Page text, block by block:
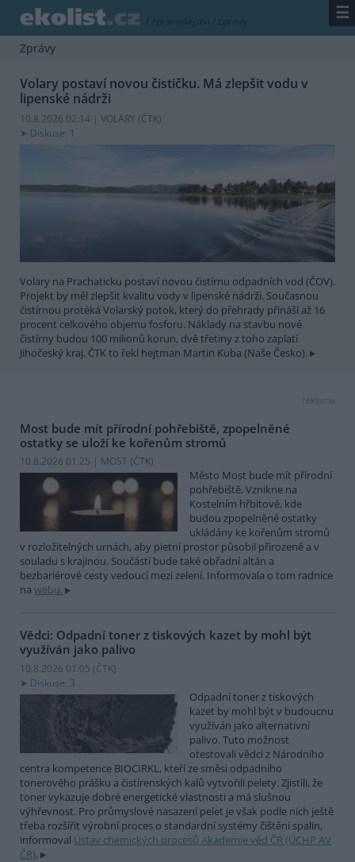
/ zpravodajství / zprávy ☰
Zprávy
Volary postaví novou čističku. Má zlepšit vodu v
lipenské nádrži
10.8.2026 02:14 | VOLARY (ČTK)
Diskuse: 1
Volary na Prachaticku postaví novou čistírnu odpadních vod (ČOV).
Projekt by měl zlepšit kvalitu vody v lipenské nádrži. Současnou
čistírnou protéká Volarský potok, který do přehrady přináší až 16
procent celkového objemu fosforu. Náklady na stavbu nové
čistírny budou 100 milionů korun, dvě třetiny z toho zaplatí
Jihočeský kraj. ČTK to řekl hejtman Martin Kuba (Naše Česko).
reklama
Most bude mít přírodní pohřebiště, zpopelněné
ostatky se uloží ke kořenům stromů
10.8.2026 01:25 | MOST (ČTK)
Město Most bude mít přírodní
pohřebiště. Vznikne na
Kostelním hřbitově, kde
budou zpopelněné ostatky
ukládány ke kořenům stromů
v rozložitelných urnách, aby pietní prostor působil přirozeně a v
souladu s krajinou. Součástí bude také obřadní altán a
bezbariérové cesty vedoucí mezi zelení. Informovala o tom radnice
na webu.
Vědci: Odpadní toner z tiskových kazet by mohl být
využíván jako palivo
10.8.2026 01:05 (ČTK)
Diskuse: 3
Odpadní toner z tiskových
kazet by mohl být v budoucnu
využíván jako alternativní
palivo. Tuto možnost
otestovali vědci z Národního
centra kompetence BIOCIRKL, kteří ze směsi odpadního
tonerového prášku a čistírenských kalů vytvořili pelety. Zjistili, že
toner vykazuje dobré energetické vlastnosti a má slušnou
výhřevnost. Pro průmyslové nasazení pelet je však podle nich ještě
třeba rozšířit výrobní proces o standardní systémy čištění spalin,
informoval Ústav chemických procesů Akademie věd ČR (ÚCHP AV
ČR).